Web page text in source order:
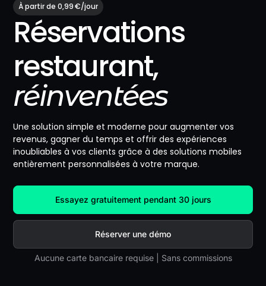
À partir de 0,99 €/jour
Réservations
restaurant,
réinventées
Une solution simple et moderne pour augmenter vos
revenus, gagner du temps et offrir des expériences
inoubliables à vos clients grâce à des solutions mobiles
entièrement personnalisées à votre marque.
Essayez gratuitement pendant 30 jours
Réserver une démo
Aucune carte bancaire requise | Sans commissions